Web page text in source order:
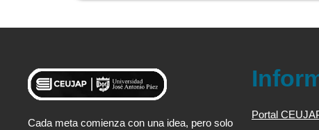
Cada meta comienza con una idea, pero solo
Portal